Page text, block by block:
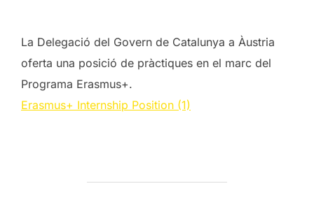
La Delegació del Govern de Catalunya a Àustria
oferta una posició de pràctiques en el marc del
Programa Erasmus+.
Erasmus+ Internship Position (1)